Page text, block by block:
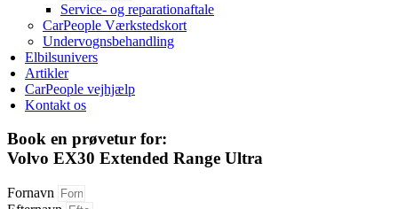
Service- og reparationaftale
CarPeople Værkstedskort
Undervognsbehandling
Elbilsunivers
Artikler
CarPeople vejhjælp
Kontakt os
Book en prøvetur for:
Volvo EX30 Extended Range Ultra
Fornavn